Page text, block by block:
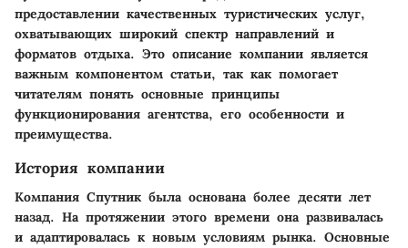
предоставлении качественных туристических услуг,
охватывающих широкий спектр направлений и
форматов отдыха. Это описание компании является
важным компонентом статьи, так как помогает
читателям понять основные принципы
функционирования агентства, его особенности и
преимущества.
История компании
Компания Спутник была основана более десяти лет
назад. На протяжении этого времени она развивалась
и адаптировалась к новым условиям рынка. Основные